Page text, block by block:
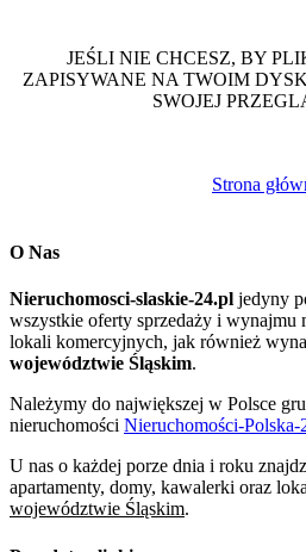
JEŚLI NIE CHCESZ, BY
ZAPISYWANE NA TWOIM
SWOJEJ
Strona
O Nas
Nieruchomosci-slaskie-24.pl jedyny
wszystkie oferty sprzedaży i wynajmu
lokali komercyjnych, jak również
województwie Śląskim.
Należymy do największej w Polsce
nieruchomości Nieruchomości-Polska-
U nas o każdej porze dnia i roku
apartamenty, domy, kawalerki oraz
województwie Śląskim.